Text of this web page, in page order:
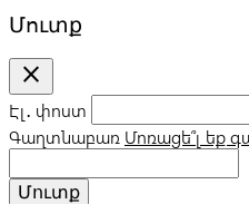
Մուտք
close
Էլ․ փոստ
Գաղտնաբառ Մոռացե՞լ եք
Մուտք